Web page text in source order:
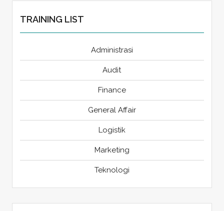
TRAINING LIST
Administrasi
Audit
Finance
General Affair
Logistik
Marketing
Teknologi